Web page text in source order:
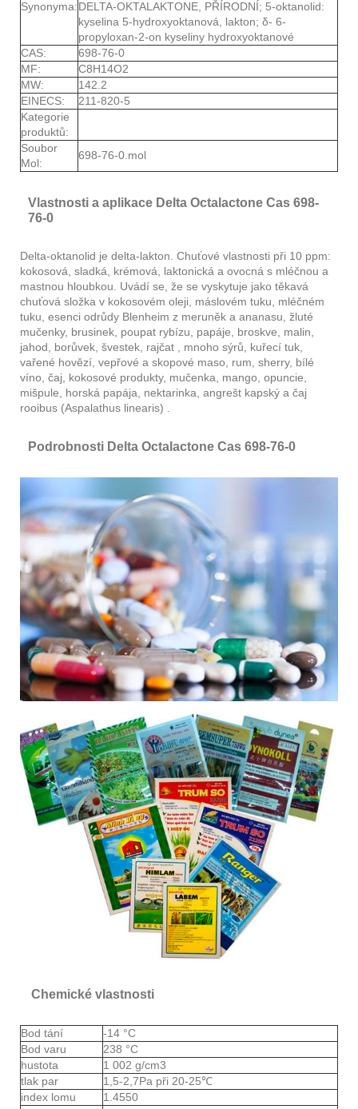
Synonyma:DELTA-OKTALAKTONE, PŘÍRODNÍ; 5-oktanolid:
kyselina 5-hydroxyoktanová, lakton; δ- 6-
propyloxan-2-on kyseliny hydroxyoktanové
CAS:
698-76-0
MF:
C8H14O2
MW:
142.2
EINECS:
211-820-5
Kategorie
produktů:
Soubor
Mol:
698-76-0.mol
Vlastnosti a aplikace Delta Octalactone Cas 698-
76-0
Delta-oktanolid je delta-lakton. Chuťové vlastnosti při 10 ppm:
kokosová, sladká, krémová, laktonická a ovocná s mléčnou a
mastnou hloubkou. Uvádí se, že se vyskytuje jako těkavá
chuťová složka v kokosovém oleji, máslovém tuku, mléčném
tuku, esenci odrůdy Blenheim z meruněk a ananasu, žluté
mučenky, brusinek, poupat rybízu, papáje, broskve, malin,
jahod, borůvek, švestek, rajčat , mnoho sýrů, kuřecí tuk,
vařené hovězí, vepřové a skopové maso, rum, sherry, bílé
víno, čaj, kokosové produkty, mučenka, mango, opuncie,
mišpule, horská papája, nektarinka, angrešt kapský a čaj
rooibus (Aspalathus linearis) .
Podrobnosti Delta Octalactone Cas 698-76-0
Chemické vlastnosti
Bod tání
-14 °C
Bod varu
238 °C
hustota
1 002 g/cm3
tlak par
1,5-2,7Pa při 20-25℃
index lomu
1.4550